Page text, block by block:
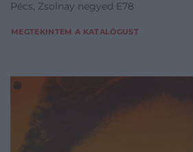
Pécs, Zsolnay negyed E78
MEGTEKINTEM A KATALÓGUST